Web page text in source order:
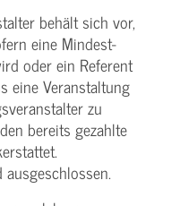
behält sich vor,
eine Mindest­
oder ein Referent
eine Veranstaltung
zu
bereits gezahlte